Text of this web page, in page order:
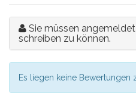
Sie müssen
schreiben zu können.
Es liegen keine Bewertungen